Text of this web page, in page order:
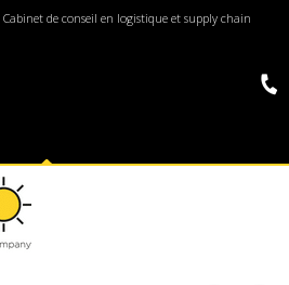
Cabinet de conseil en logistique et supply chain